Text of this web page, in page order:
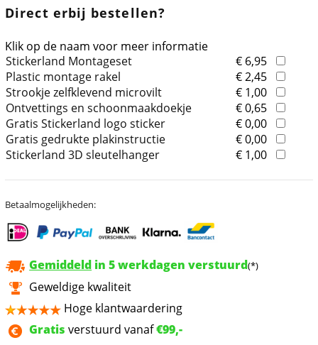
Direct erbij bestellen?
Klik op de naam voor meer informatie
Stickerland Montageset
€ 6,95
Plastic montage rakel
€ 2,45
Strookje zelfklevend microvilt
€ 1,00
Ontvettings en schoonmaakdoekje
€ 0,65
Gratis Stickerland logo sticker
€ 0,00
Gratis gedrukte plakinstructie
€ 0,00
Stickerland 3D sleutelhanger
€ 1,00
Betaalmogelijkheden:
Gemiddeld in 5 werkdagen verstuurd(*)
Geweldige kwaliteit
Hoge klantwaardering
Gratis verstuurd vanaf€99,-